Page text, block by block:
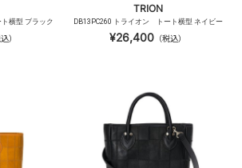
横型 ブラック
）
TRION
DB13PC260 トライオン トート横型 ネイビー
¥26,400 （税込）